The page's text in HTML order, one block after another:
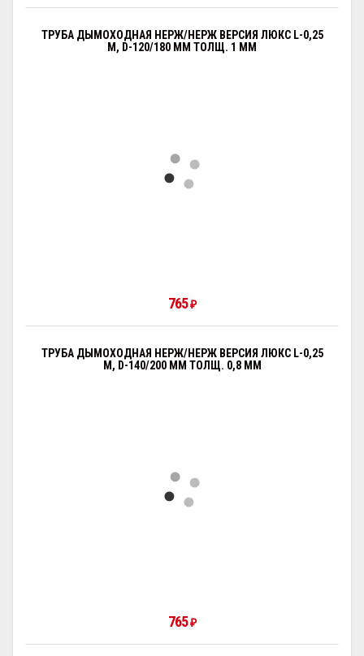
ТРУБА ДЫМОХОДНАЯ НЕРЖ/НЕРЖ ВЕРСИЯ ЛЮКС L-0,25
М, D-120/180 ММ ТОЛЩ. 1 ММ
765₽
ТРУБА ДЫМОХОДНАЯ НЕРЖ/НЕРЖ ВЕРСИЯ ЛЮКС L-0,25
М, D-140/200 ММ ТОЛЩ. 0,8 ММ
765₽